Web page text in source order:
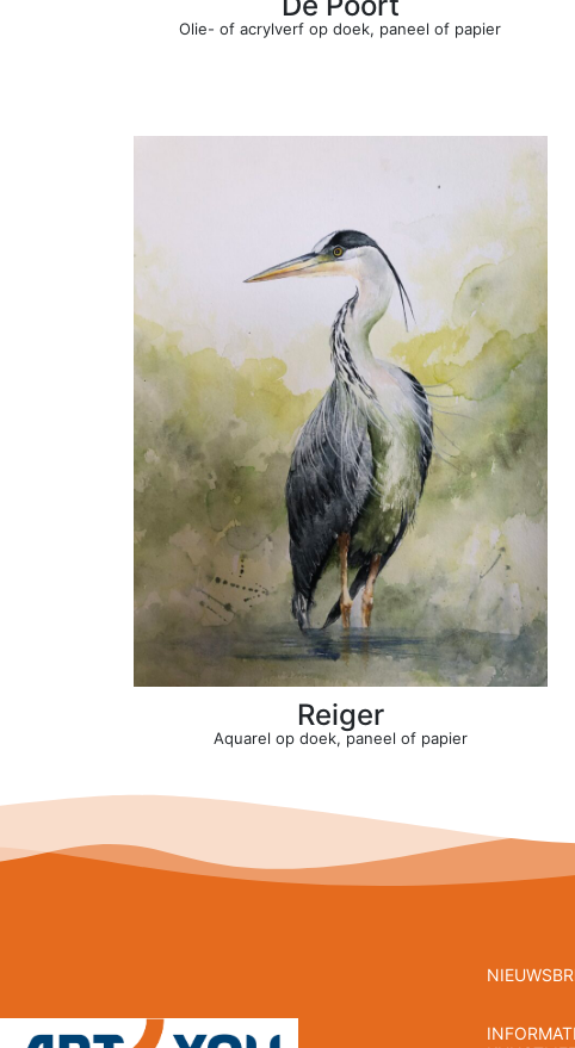
Olie- of acrylverf op doek, paneel of papier
Reiger
Aquarel op doek, paneel of papier